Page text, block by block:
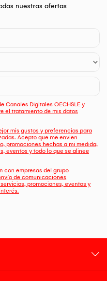
nuestras ofertas
Canales Digitales OECHSLE y
el tratamiento de mis datos
mis gustos y preferencias para
Acepto que me envien
promociones hechas a mi medida,
eventos y todo lo que se alinee
con empresas del grupo
de comunicaciones
promociones, eventos y